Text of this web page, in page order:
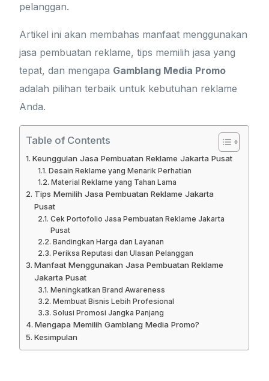
pelanggan.
Artikel ini akan membahas manfaat menggunakan
jasa pembuatan reklame, tips memilih jasa yang
tepat, dan mengapa Gamblang Media Promo
adalah pilihan terbaik untuk kebutuhan reklame
Anda.
Table of Contents
Keunggulan Jasa Pembuatan Reklame Jakarta Pusat
Desain Reklame yang Menarik Perhatian
Material Reklame yang Tahan Lama
Tips Memilih Jasa Pembuatan Reklame Jakarta
Pusat
Cek Portofolio Jasa Pembuatan Reklame Jakarta
Pusat
Bandingkan Harga dan Layanan
Periksa Reputasi dan Ulasan Pelanggan
Manfaat Menggunakan Jasa Pembuatan Reklame
Jakarta Pusat
Meningkatkan Brand Awareness
Membuat Bisnis Lebih Profesional
Solusi Promosi Jangka Panjang
Mengapa Memilih Gamblang Media Promo?
Kesimpulan